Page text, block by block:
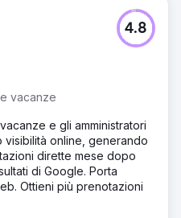
vacanze
4.8
e gli amministratori
visibilità online, generando
dirette mese dopo
di Google. Porta
Ottieni più prenotazioni